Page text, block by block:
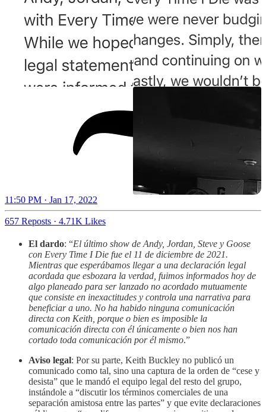
11:50 PM · Jan 17, 2022
657 Reposts · 4.71K Likes
El dardo: “El último show de Andy, Jordan, Steve y Goose
con Every Time I Die fue el 11 de diciembre de 2021.
Mientras que esperábamos llegar a una declaración legal
acordada que esbozara la verdad, fuimos informados hoy de
algo planeado para ser lanzado no acordado mutuamente
que consiste en inexactitudes y controla una narrativa para
beneficiar a uno. No ha habido ninguna comunicación
directa con Keith, porque o bien es imposible la
comunicación directa con él únicamente o bien nos han
cortado toda comunicación por él mismo.”
Aviso legal: Por su parte, Keith Buckley no publicó un
comunicado como tal, sino una captura de la orden de “cese y
desista” que le mandó el equipo legal del resto del grupo,
instándole a “discutir los términos comerciales de una
separación amistosa entre las partes” y que evite declaraciones